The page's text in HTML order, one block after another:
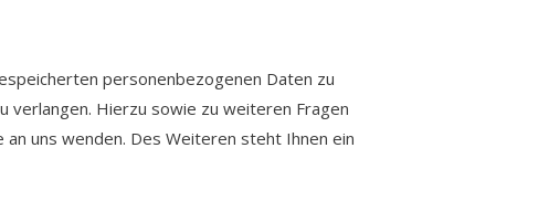
personenbezogenen Daten zu
verlangen. Hierzu sowie zu weiteren Fragen
uns wenden. Des Weiteren steht Ihnen ein